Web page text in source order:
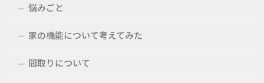
悩みごと
家の機能について考えてみた
間取りについて